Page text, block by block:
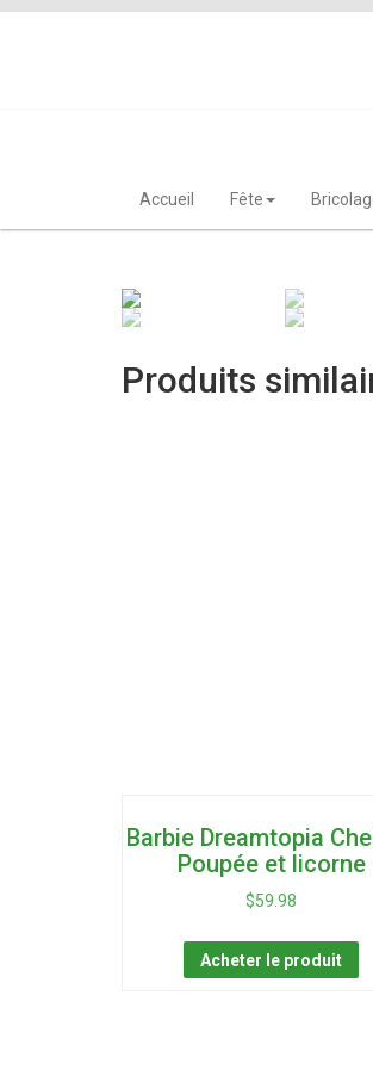
Skip
Accueil Fête
Produits
Barbie Dreamtopia
Poupée et licorne
$59.98
Acheter le produit